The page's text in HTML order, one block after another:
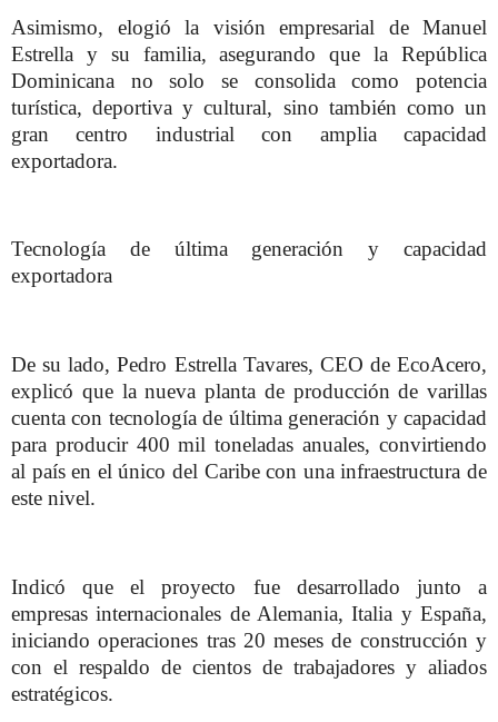
Asimismo, elogió la visión empresarial de Manuel
Estrella y su familia, asegurando que la República
Dominicana no solo se consolida como potencia
turística, deportiva y cultural, sino también como un
gran centro industrial con amplia capacidad
exportadora.
Tecnología de última generación y capacidad
exportadora
De su lado, Pedro Estrella Tavares, CEO de EcoAcero,
explicó que la nueva planta de producción de varillas
cuenta con tecnología de última generación y capacidad
para producir 400 mil toneladas anuales, convirtiendo
al país en el único del Caribe con una infraestructura de
este nivel.
Indicó que el proyecto fue desarrollado junto a
empresas internacionales de Alemania, Italia y España,
iniciando operaciones tras 20 meses de construcción y
con el respaldo de cientos de trabajadores y aliados
estratégicos.